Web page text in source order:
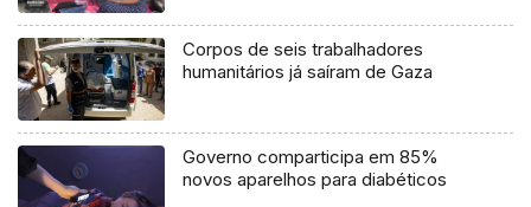
Corpos de seis trabalhadores
humanitários já saíram de Gaza
Governo comparticipa em 85%
novos aparelhos para diabéticos